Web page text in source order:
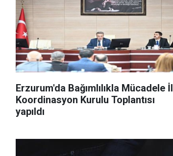
Erzurum'da Bağımlılıkla Mücadele İl
Koordinasyon Kurulu Toplantısı
yapıldı